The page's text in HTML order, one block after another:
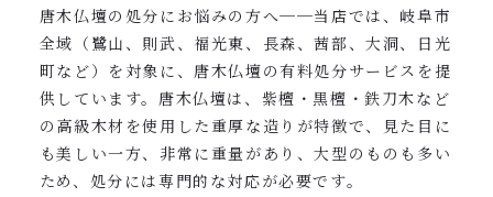
唐木仏壇の処分にお悩みの方へ──当店では、岐阜市
全域（鷺山、則武、福光東、長森、茜部、大洞、日光
町など）を対象に、唐木仏壇の有料処分サービスを提
供しています。唐木仏壇は、紫檀・黒檀・鉄刀木など
の高級木材を使用した重厚な造りが特徴で、見た目に
も美しい一方、非常に重量があり、大型のものも多い
ため、処分には専門的な対応が必要です。